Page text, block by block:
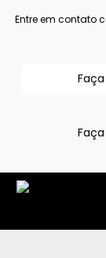
Entre em contato